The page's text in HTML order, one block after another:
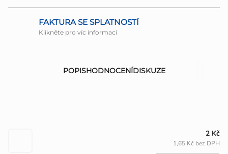
FAKTURA SE SPLATNOSTÍ
Klikněte pro víc informací
POPISHODNOCENÍDISKUZE
2 Kč
1,65 Kč bez DPH